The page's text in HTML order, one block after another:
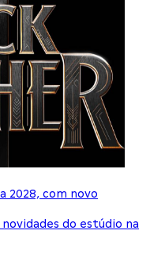
2028, com novo
do estúdio na